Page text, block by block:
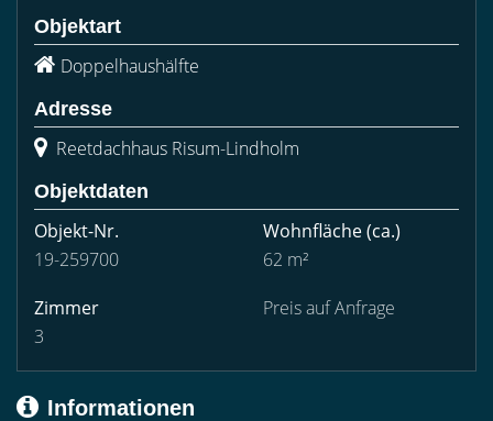
Objektart
Doppelhaushälfte
Adresse
Reetdachhaus Risum-Lindholm
Objektdaten
Objekt-Nr.
19-259700
Wohnfläche(ca.)
62 m²
Zimmer
3
Preis auf Anfrage
Informationen